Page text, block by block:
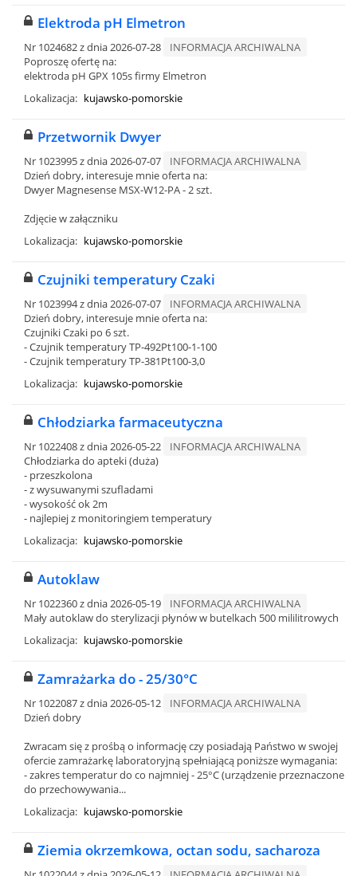
Elektroda pH Elmetron
Nr 1024682 z dnia 2026-07-28
INFORMACJA ARCHIWALNA
Poproszę ofertę na:
elektroda pH GPX 105s firmy Elmetron
Lokalizacja: kujawsko-pomorskie
Przetwornik Dwyer
Nr 1023995 z dnia 2026-07-07
INFORMACJA ARCHIWALNA
Dzień dobry, interesuje mnie oferta na:
Dwyer Magnesense MSX-W12-PA - 2 szt.
Zdjęcie w załączniku
Lokalizacja: kujawsko-pomorskie
Czujniki temperatury Czaki
Nr 1023994 z dnia 2026-07-07
INFORMACJA ARCHIWALNA
Dzień dobry, interesuje mnie oferta na:
Czujniki Czaki po 6 szt.
- Czujnik temperatury TP-492Pt100-1-100
- Czujnik temperatury TP-381Pt100-3,0
Lokalizacja: kujawsko-pomorskie
Chłodziarka farmaceutyczna
Nr 1022408 z dnia 2026-05-22
INFORMACJA ARCHIWALNA
Chłodziarka do apteki (duża)
- przeszkolona
- z wysuwanymi szufladami
- wysokość ok 2m
- najlepiej z monitoringiem temperatury
Lokalizacja: kujawsko-pomorskie
Autoklaw
Nr 1022360 z dnia 2026-05-19
INFORMACJA ARCHIWALNA
Mały autoklaw do sterylizacji płynów w butelkach 500 mililitrowych
Lokalizacja: kujawsko-pomorskie
Zamrażarka do - 25/30°C
Nr 1022087 z dnia 2026-05-12
INFORMACJA ARCHIWALNA
Dzień dobry
Zwracam się z prośbą o informację czy posiadają Państwo w swojej
ofercie zamrażarkę laboratoryjną spełniającą poniższe wymagania:
- zakres temperatur do co najmniej - 25°C (urządzenie przeznaczone
do przechowywania...
Lokalizacja: kujawsko-pomorskie
Ziemia okrzemkowa, octan sodu, sacharoza